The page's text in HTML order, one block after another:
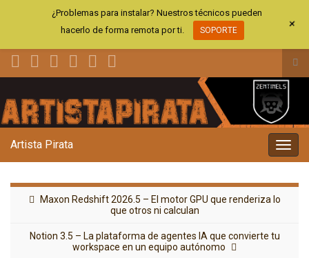
el
la
Artista Pirata
Maxon Redshift 2026.5 – El motor GPU que renderiza lo
que otros ni calculan
Notion 3.5 – La plataforma de agentes IA que convierte tu
workspace en un equipo autónomo
¿Problemas para instalar? Nuestros técnicos pueden
hacerlo de forma remota por ti.
SOPORTE +